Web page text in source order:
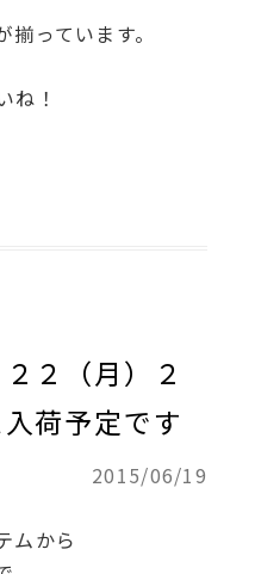
っています。
ね！
２（月）２
荷予定です
2015/06/19
ムから